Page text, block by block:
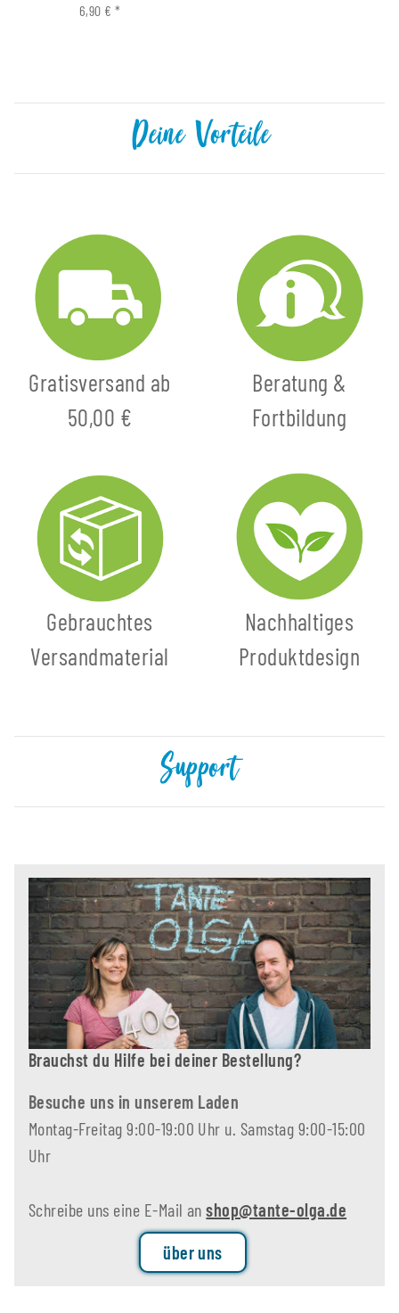
6,90 € *
Deine Vorteile
Gratisversand ab
50,00 €
Beratung &
Fortbildung
Gebrauchtes
Versandmaterial
Nachhaltiges
Produktdesign
Support
Brauchst du Hilfe bei deiner Bestellung?
Besuche uns in unserem Laden
Montag-Freitag 9:00-19:00 Uhr u. Samstag 9:00-15:00
Uhr
Schreibe uns eine E-Mail anshop@tante-olga.de
über uns